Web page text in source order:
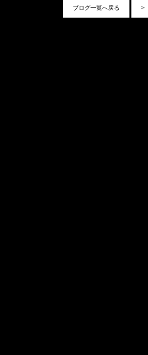
>
ブログ一覧へ戻る